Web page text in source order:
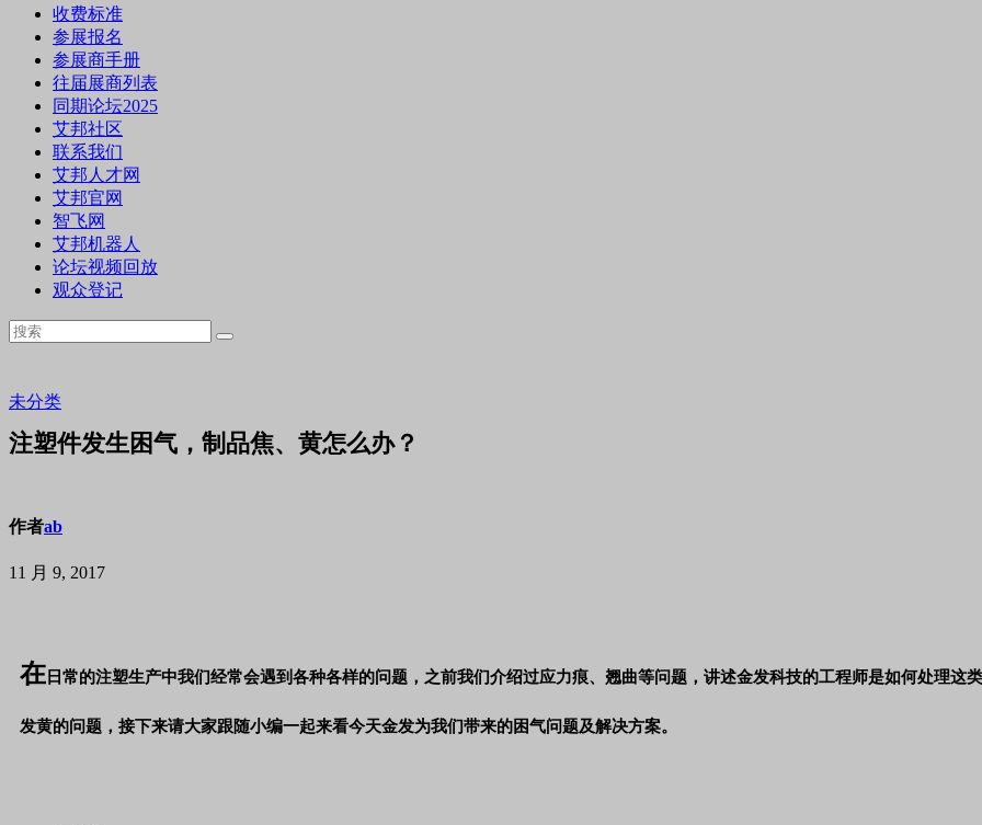
收费标准
参展报名
参展商手册
往届展商列表
同期论坛2025
艾邦社区
联系我们
艾邦人才网
艾邦官网
智飞网
艾邦机器人
论坛视频回放
观众登记
未分类
注塑件发生困气，制品焦、黄怎么办？
作者ab
11 月 9, 2017
在 日常的注塑生产中我们经常会遇到各种各样的问题，之前我们介绍过应力痕、翘曲等问题，讲述金发科技的工程师是如何处理这
发黄的问题，接下来请大家跟随小编一起来看今天金发为我们带来的困气问题及解决方案。